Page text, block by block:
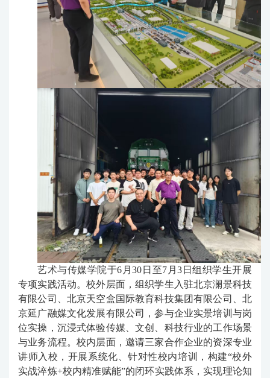
艺术与传媒学院于6月30日至7月3日组织学生开展
专项实践活动。校外层面，组织学生入驻北京澜景科技
有限公司、北京天空盒国际教育科技集团有限公司、北
京延广融媒文化发展有限公司，参与企业实景培训与岗
位实操，沉浸式体验传媒、文创、科技行业的工作场景
与业务流程。校内层面，邀请三家合作企业的资深专业
讲师入校，开展系统化、针对性校内培训，构建“校外
实战淬炼+校内精准赋能”的闭环实践体系，实现理论知